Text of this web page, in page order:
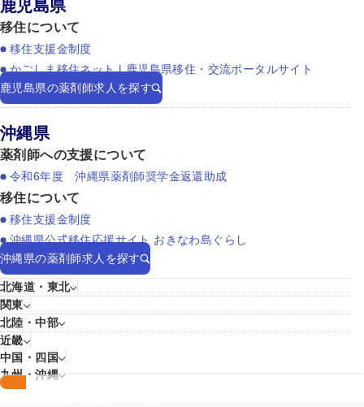
鹿児島県
移住について
移住支援金制度
かごしま移住ネット | 鹿児島県移住・交流ポータルサイト
鹿児島県の薬剤師求人を探す
沖縄県
薬剤師への支援について
令和6年度 沖縄県薬剤師奨学金返還助成
移住について
移住支援金制度
沖縄県公式移住応援サイト おきなわ島ぐらし
沖縄県の薬剤師求人を探す
北海道・東北
関東
北陸・中部
近畿
中国・四国
九州・沖縄